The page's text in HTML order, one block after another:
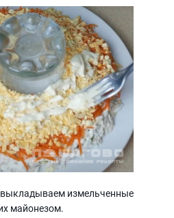
измельченные
майонезом.